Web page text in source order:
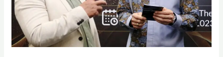
Tema
Perjalanan
Sebuah
Mahakarya